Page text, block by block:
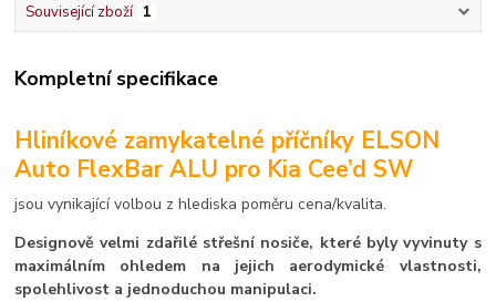
Související zboží 1
Kompletní specifikace
Hliníkové zamykatelné příčníky ELSON
Auto FlexBar ALU pro Kia Cee’d SW
jsou vynikající volbou z hlediska poměru cena/kvalita.
Designově velmi zdařilé střešní nosiče, které byly vyvinuty s
maximálním ohledem na jejich aerodymické vlastnosti,
spolehlivost a jednoduchou manipulaci.